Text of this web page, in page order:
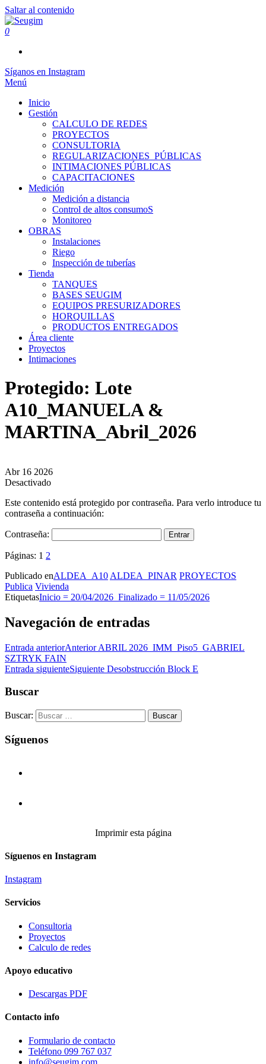
Saltar al contenido
0
Síganos en Instagram
Menú
Inicio
Gestión
CALCULO DE REDES
PROYECTOS
CONSULTORIA
REGULARIZACIONES_PÚBLICAS
INTIMACIONES PÚBLICAS
CAPACITACIONES
Medición
Medición a distancia
Control de altos consumoS
Monitoreo
OBRAS
Instalaciones
Riego
Inspección de tuberías
Tienda
TANQUES
BASES SEUGIM
EQUIPOS PRESURIZADORES
HORQUILLAS
PRODUCTOS ENTREGADOS
Área cliente
Proyectos
Intimaciones
Protegido: Lote
A10_MANUELA &
MARTINA_Abril_2026
Abr 16 2026
Desactivado
Este contenido está protegido por contraseña. Para verlo introduce tu
contraseña a continuación:
Contraseña:
Páginas: 1 2
Publicado enALDEA_A10 ALDEA_PINAR PROYECTOS
Publica Vivienda
EtiquetasInicio = 20/04/2026_Finalizado = 11/05/2026
Navegación de entradas
Entrada anteriorAnterior ABRIL 2026_IMM_Piso5_GABRIEL
SZTRYK FAIN
Entrada siguienteSiguiente Desobstrucción Block E
Buscar
Buscar:
Síguenos
Imprimir esta página
Síguenos en Instagram
Instagram
Servicios
Consultoria
Proyectos
Calculo de redes
Apoyo educativo
Descargas PDF
Contacto info
Formulario de contacto
Teléfono 099 767 037
info@seugim.com